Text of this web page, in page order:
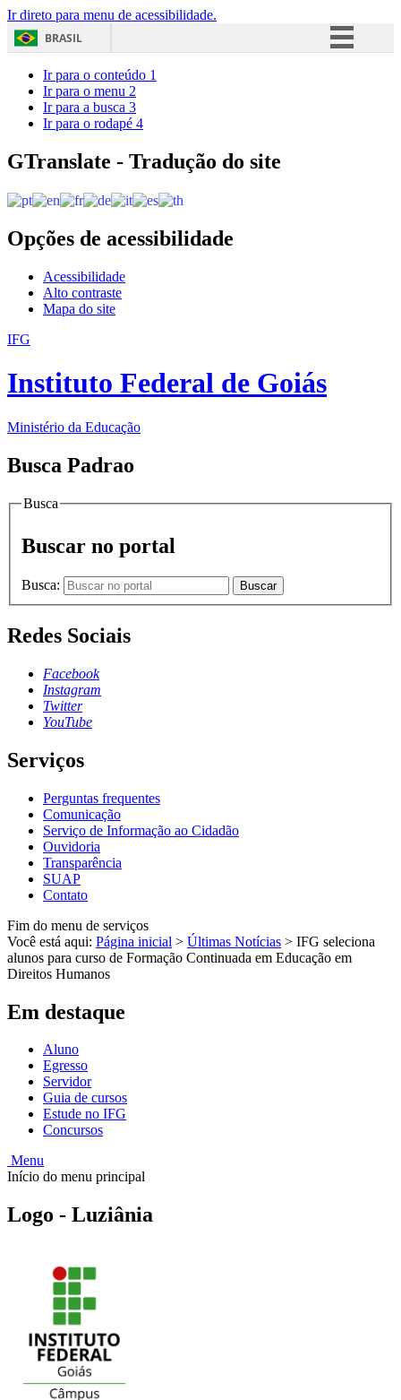
Ir direto para menu de acessibilidade.
BRASIL
Acesso à informação
Ir para o conteúdo 1
Ir para o menu 2
Ir para a busca 3
Ir para o rodapé 4
GTranslate - Tradução do site
Opções de acessibilidade
Acessibilidade
Alto contraste
Mapa do site
IFG
Instituto Federal de Goiás
Ministério da Educação
Busca Padrao
Busca
Buscar no portal
Busca: Buscar
Redes Sociais
Facebook
Instagram
Twitter
YouTube
Serviços
Perguntas frequentes
Comunicação
Serviço de Informação ao Cidadão
Ouvidoria
Transparência
SUAP
Contato
Fim do menu de serviços
Você está aqui: Página inicial > Últimas Notícias > IFG seleciona
alunos para curso de Formação Continuada em Educação em
Direitos Humanos
Em destaque
Aluno
Egresso
Servidor
Guia de cursos
Estude no IFG
Concursos
Menu
Início do menu principal
Logo - Luziânia